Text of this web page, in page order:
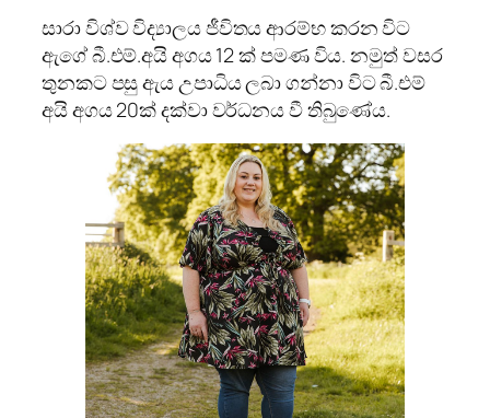
සාරා විශ්ව විද්‍යාලය ජීවිතය ආරම්භ කරන විට
ඇගේ බී.එම්.අයි අගය 12 ක් පමණ විය. නමුත් වසර
තුනකට පසු ඇය උපාධිය ලබා ගන්නා විට බී.එම්
අයි අගය 20ක් දක්වා වර්ධනය වී තිබු‍ණේය.